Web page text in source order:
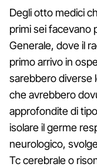
Degli otto medici
primi sei facevano
Generale, dove il
primo arrivo in
sarebbero diverse
che avrebbero
approfondite di tipo
isolare il germe
neurologico,
Tc cerebrale o